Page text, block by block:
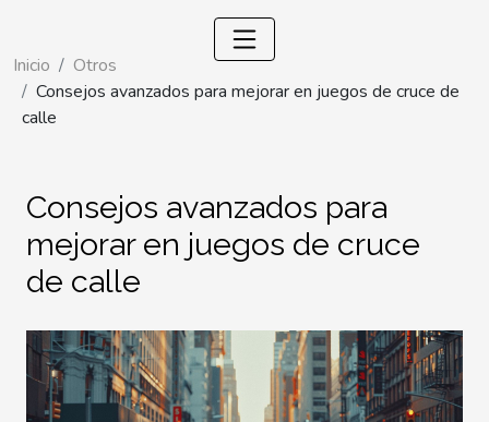
Inicio
Otros
Consejos avanzados para mejorar en juegos de cruce de
calle
Consejos avanzados para
mejorar en juegos de cruce
de calle